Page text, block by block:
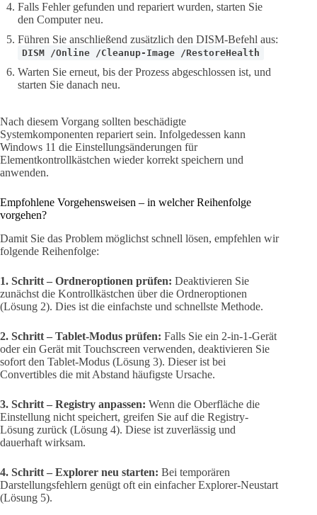
Falls Fehler gefunden und repariert wurden, starten Sie
den Computer neu.
Führen Sie anschließend zusätzlich den DISM-Befehl aus:
DISM /Online /Cleanup-Image /RestoreHealth
Warten Sie erneut, bis der Prozess abgeschlossen ist, und
starten Sie danach neu.
Nach diesem Vorgang sollten beschädigte
Systemkomponenten repariert sein. Infolgedessen kann
Windows 11 die Einstellungsänderungen für
Elementkontrollkästchen wieder korrekt speichern und
anwenden.
Empfohlene Vorgehensweisen – in welcher Reihenfolge
vorgehen?
Damit Sie das Problem möglichst schnell lösen, empfehlen wir
folgende Reihenfolge:
1. Schritt – Ordneroptionen prüfen: Deaktivieren Sie
zunächst die Kontrollkästchen über die Ordneroptionen
(Lösung 2). Dies ist die einfachste und schnellste Methode.
2. Schritt – Tablet-Modus prüfen: Falls Sie ein 2-in-1-Gerät
oder ein Gerät mit Touchscreen verwenden, deaktivieren Sie
sofort den Tablet-Modus (Lösung 3). Dieser ist bei
Convertibles die mit Abstand häufigste Ursache.
3. Schritt – Registry anpassen: Wenn die Oberfläche die
Einstellung nicht speichert, greifen Sie auf die Registry-
Lösung zurück (Lösung 4). Diese ist zuverlässig und
dauerhaft wirksam.
4. Schritt – Explorer neu starten: Bei temporären
Darstellungsfehlern genügt oft ein einfacher Explorer-Neustart
(Lösung 5).